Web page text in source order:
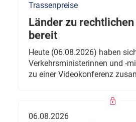
Trassenpreise
Länder zu
bereit
Heute (06.08.2026) haben
Verkehrsministerinnen und -
zu einer Videokonferenz
06.08.2026